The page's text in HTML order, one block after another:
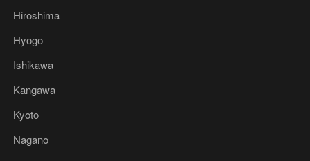
Hiroshima
Hyogo
Ishikawa
Kangawa
Kyoto
Nagano